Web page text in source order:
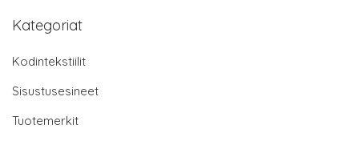
Kategoriat
Kodintekstiilit
Sisustusesineet
Tuotemerkit